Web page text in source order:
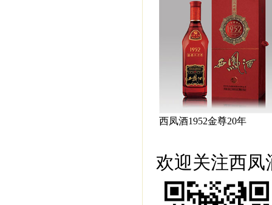
西凤酒1952金尊20年
欢迎关注西凤